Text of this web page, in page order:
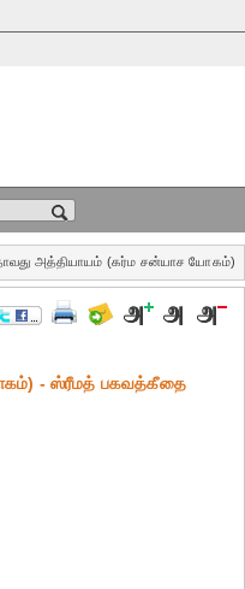
அத்தியாயம் (கர்ம சன்யாச யோகம்)
- ஸ்ரீமத் பகவத்கீதை